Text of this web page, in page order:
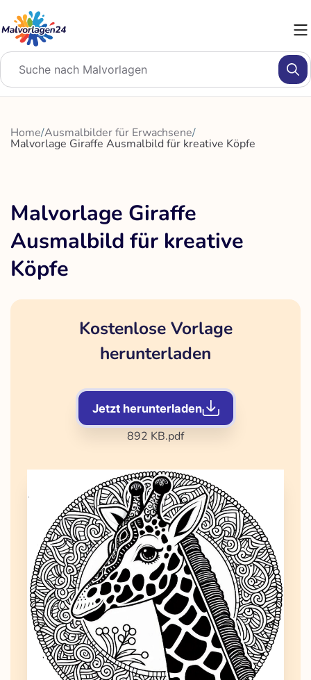
Inhalt
springen
Home/Ausmalbilder für Erwachsene/
Malvorlage Giraffe Ausmalbild für kreative Köpfe
Malvorlage Giraffe
Ausmalbild für kreative
Köpfe
Kostenlose Vorlage
herunterladen
Jetzt herunterladen
892 KB.pdf